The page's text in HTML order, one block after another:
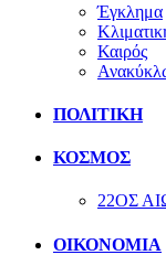
Έγκλημα
Καιρός
ΠΟΛΙΤΙΚΗ
ΚΟΣΜΟΣ
22ΟΣ
ΟΙΚΟΝΟΜΙΑ